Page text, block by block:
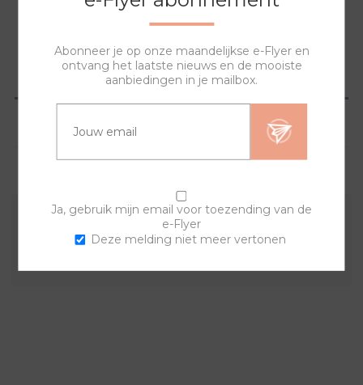
OVERZICHT
SPECIFICATIES
Combineer deze sierring met een van de andere
Abonneer je op onze maandelijkse e-Flyer en
ontvang het laatste nieuws en de mooiste
aanbiedingen in je mailbox.
Ja, gebruik mijn email voor toezending van de
e-Flyer
Deze melding niet meer vertonen